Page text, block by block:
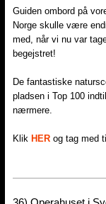
Guiden ombord på
Norge skulle være
med, når vi nu var
begejstret!
De fantastiske
pladsen i Top 100
nærmere.
Klik HER og tag med